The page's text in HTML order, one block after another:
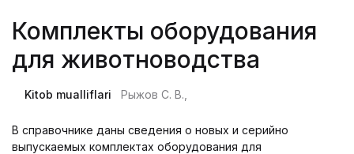
Комплекты оборудования
для животноводства
Kitob mualliflari Рыжов С. В.,
В справочнике даны сведения о новых и серийно
выпускаемых комплектах оборудования для